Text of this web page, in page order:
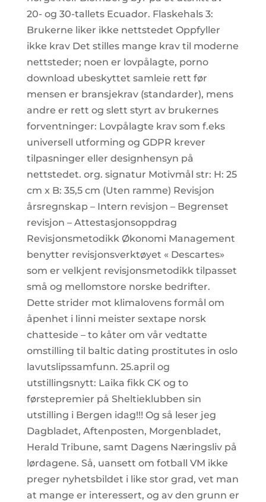
20- og 30-tallets Ecuador. Flaskehals 3:
Brukerne liker ikke nettstedet Oppfyller
ikke krav Det stilles mange krav til moderne
nettsteder; noen er lovpålagte, porno
download ubeskyttet samleie rett før
mensen er bransjekrav (standarder), mens
andre er rett og slett styrt av brukernes
forventninger: Lovpålagte krav som f.eks
universell utforming og GDPR krever
tilpasninger eller designhensyn på
nettstedet. org. signatur Motivmål str: H: 25
cm x B: 35,5 cm (Uten ramme) Revisjon
årsregnskap – Intern revisjon – Begrenset
revisjon – Attestasjonsoppdrag
Revisjonsmetodikk Økonomi Management
benytter revisjonsverktøyet « Descartes»
som er velkjent revisjonsmetodikk tilpasset
små og mellomstore norske bedrifter.
Dette strider mot klimalovens formål om
åpenhet i linni meister sextape norsk
chatteside – to kåter om vår vedtatte
omstilling til baltic dating prostitutes in oslo
lavutslipssamfunn. 25.april og
utstillingsnytt: Laika fikk CK og to
førstepremier på Sheltieklubben sin
utstilling i Bergen idag!!! Og så leser jeg
Dagbladet, Aftenposten, Morgenbladet,
Herald Tribune, samt Dagens Næringsliv på
lørdagene. Så, uansett om fotball VM ikke
preger nyhetsbildet i like stor grad, vet man
at mange er interessert, og av den grunn er